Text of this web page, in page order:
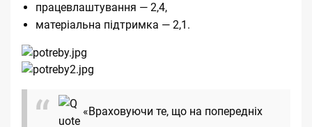
працевлаштування — 2,4,
матеріальна підтримка — 2,1.
«Враховуючи те, що на попередніх